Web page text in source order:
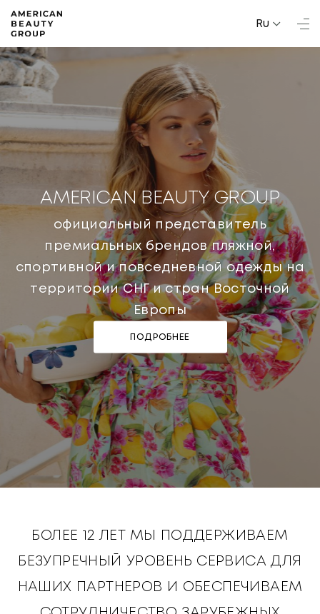
Ru
AMERICAN BEAUTY GROUP
официальный представитель
премиальных брендов пляжной,
спортивной и повседневной одежды на
территории СНГ и стран Восточной
Европы
ПОДРОБНЕЕ
БОЛЕЕ 12 ЛЕТ МЫ ПОДДЕРЖИВАЕМ
БЕЗУПРЕЧНЫЙ УРОВЕНЬ СЕРВИСА ДЛЯ
НАШИХ ПАРТНЕРОВ И ОБЕСПЕЧИВАЕМ